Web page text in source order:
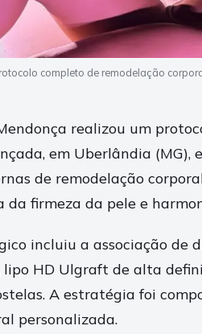
completo de remodelação
realizou um
em Uberlândia (MG),
de remodelação
da firmeza da pele e
incluiu a associação de
HD Ulgraft de alta
A estratégia foi
personalizada.